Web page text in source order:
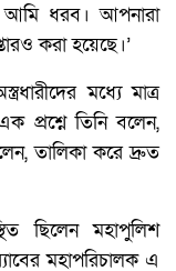
ধরব। আপনারা
করা হয়েছে।’
মধ্যে মাত্র
প্রশ্নে তিনি বলেন,
তালিকা করে দ্রুত
ছিলেন মহাপুলিশ
মহাপরিচালক এ